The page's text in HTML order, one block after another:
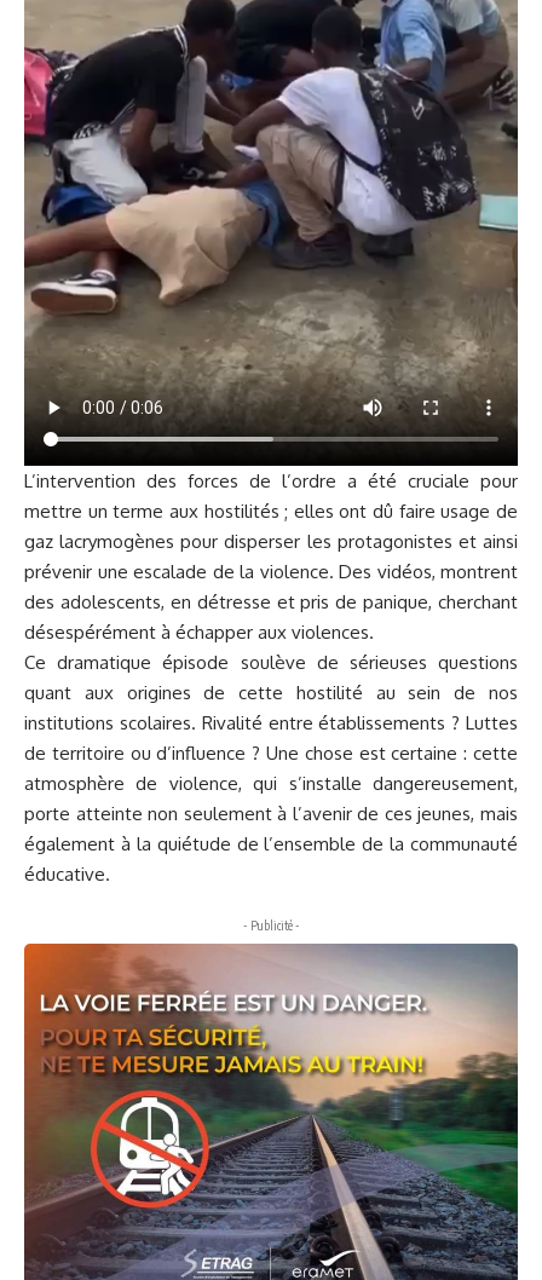
L’intervention des forces de l’ordre a été cruciale pour
mettre un terme aux hostilités ; elles ont dû faire usage de
gaz lacrymogènes pour disperser les protagonistes et ainsi
prévenir une escalade de la violence. Des vidéos, montrent
des adolescents, en détresse et pris de panique, cherchant
désespérément à échapper aux violences.
Ce dramatique épisode soulève de sérieuses questions
quant aux origines de cette hostilité au sein de nos
institutions scolaires. Rivalité entre établissements ? Luttes
de territoire ou d’influence ? Une chose est certaine : cette
atmosphère de violence, qui s’installe dangereusement,
porte atteinte non seulement à l’avenir de ces jeunes, mais
également à la quiétude de l’ensemble de la communauté
éducative.
- Publicité -